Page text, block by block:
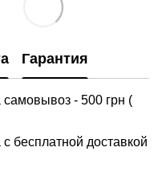
Гарантия
- 500 грн (
бесплатной доставкой